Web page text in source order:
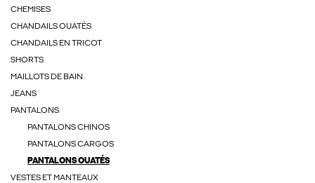
CHEMISES
CHANDAILS OUATÉS
CHANDAILS EN TRICOT
SHORTS
MAILLOTS DE BAIN
JEANS
PANTALONS
PANTALONS CHINOS
PANTALONS CARGOS
PANTALONS OUATÉS
VESTES ET MANTEAUX